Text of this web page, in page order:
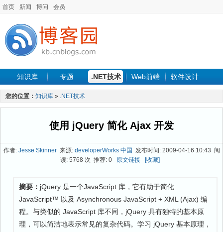
首页 新闻 博问 会员
知识库 专题 .NET技术 Web前端 软件设计
手机开发 软件工程
最新文章
您的位置： 知识库 » .NET技术
使用 jQuery 简化 Ajax 开发
作者: Jesse Skinner来源: developerWorks 中国 发布时间: 2009-04-16 10:43 阅
读: 5768 次 推荐: 0 原文链接 [收藏]
摘要： jQuery 是一个JavaScript 库，它有助于简化
JavaScript™ 以及 Asynchronous JavaScript + XML (Ajax) 编
程。与类似的 JavaScript 库不同，jQuery 具有独特的基本原
理，可以简洁地表示常见的复杂代码。学习 jQuery 基本原理，